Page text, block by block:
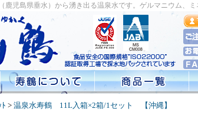
鹿児島県垂水）から湧き出る温泉水です。ゲルマニウム、
> 温泉水寿鶴 11L入箱×2箱/1セット 【沖縄】